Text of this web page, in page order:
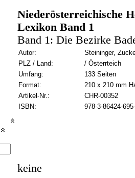
Niederösterreichische
Lexikon Band 1
Band 1: Die Bezirke
Autor:
Steininger,
PLZ / Land:
/ Österrteich
Umfang:
133 Seiten
Format:
210 x 210 mm
Artikel-Nr.:
CHR-00352
ISBN:
978-3-86424-
keine